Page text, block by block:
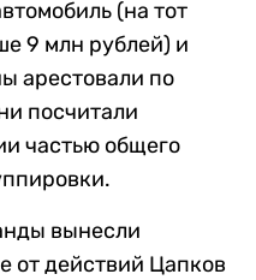
(на тот
9 млн рублей) и
арестовали по
посчитали
частью общего
вынесли
от действий Цапков